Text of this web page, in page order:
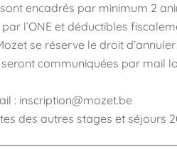
encadrés par minimum 2
l’ONE et déductibles
se réserve le droit
seront communiquées par mail
: inscription@mozet.be
des autres stages et séjours